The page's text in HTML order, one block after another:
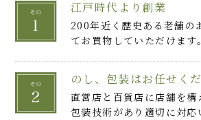
江戸時代より創業
200年近く歴史ある老舗の
てお買物していただけます。
のし、包装はお任せく
直営店と百貨店に店舗を
包装技術があり適切に対応